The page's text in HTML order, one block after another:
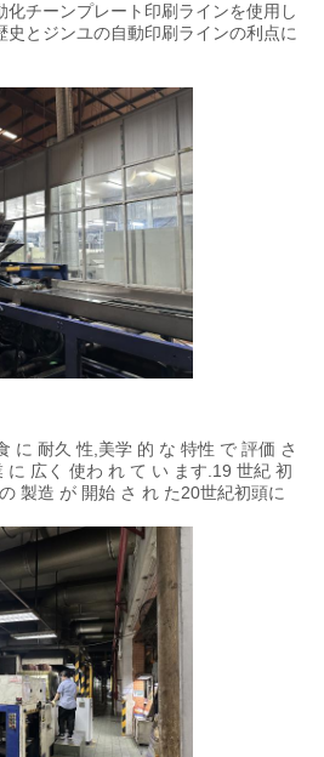
化チーンプレート印刷ラインを使用し
史とジンユの自動印刷ラインの利点に
に 耐久 性,美学 的 な 特性 で 評価 さ
に 広く 使わ れ て い ます.19 世紀 初
製造 が 開始 さ れ た20世紀初頭に